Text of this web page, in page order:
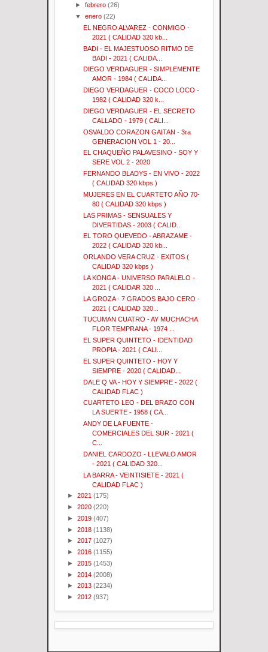
►febrero (26)
▼enero (22)
EL NEGRO ALVAREZ - CONMIGO -
2021 ( CALIDAD 320 kb...
BADI - EL MAJESTUOSO RITMO DE
BADI - 2021 ( CALIDA...
DIEGO VERDAGUER - SIMPLEMENTE
AMOR - 1984 ( CALIDA...
DIEGO VERDAGUER - COCO LOCO -
1982 ( CALIDAD 320 k...
DIEGO VERDAGUER - EL SECRETO
CALLADO - 1979 ( CALI...
OSVALDO CORAZON GAITAN - 3ra
GENERACION VOL 1 - 20...
EL CHAQUEÑO PALAVESINO - SOY Y
SERE VOL 2 - 2020
FERNANDO BLADYS - EN VIVO - 2022
( CALIDAD 320 kbps )
MUJERES EN EL CUARTETO AÑO 70-
80 ( CALIDAD 320 kbps )
LAS PRIMAS - SENSUALES Y
DIVERTIDAS - 2003 ( CALID...
EL TORO QUEVEDO - ABRAZAME -
2022 ( CALIDAD 320 kb...
ORLANDO VERA CRUZ - EXITOS (
CALIDAD 320 kbps )
LA KONGA - UNIVERSO PARALELO -
2021 ( CALIDAR 320 ...
LA GROZA - 7 GRADOS BAJO CERO -
2021 ( CALIDAD 320...
TUCUMAN CUATRO - AY MUCHACHA
FLOR TEMPRANA - 1974 ...
EL SUPER QUINTETO - IDENTIDAD
PROPIA - 2021 ( CALI...
EL SUPER QUINTETO - HOY Y
SIEMPRE - 2020 ( CALIDAD...
DALE Q VA - HOY Y SIEMPRE - 2022 (
CALIDAD FLAC )
CUARTETO LEO - DEL BRAZO CON
LA SUERTE - 1958 ( CA...
ANDY DE LA FUENTE -
COMERCIALES DEL SUR - 2021 (
C...
DANIEL CARDOZO - LLEVALO AMOR
- 2021 ( CALIDAD 320...
LA BARRA - VEINTISIETE - 2021 (
CALIDAD FLAC )
► 2021 (175)
► 2020 (220)
► 2019 (407)
► 2018 (1138)
► 2017 (1027)
► 2016 (1155)
► 2015 (1453)
► 2014 (2008)
► 2013 (2234)
► 2012 (937)